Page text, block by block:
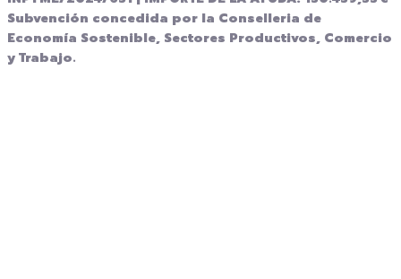
Subvención concedida por la Conselleria de
Economía Sostenible, Sectores Productivos, Comercio
y Trabajo.